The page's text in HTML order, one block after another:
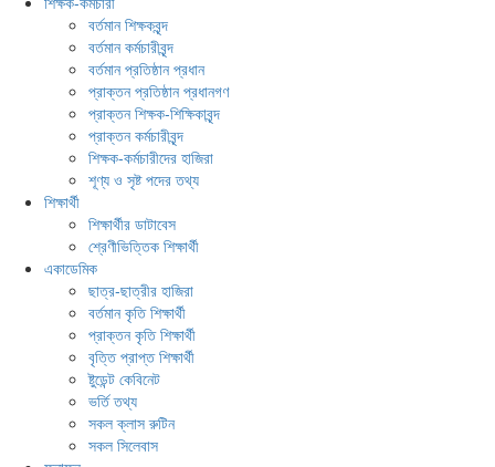
বর্তমান শিক্ষকবৃন্দ
বর্তমান কর্মচারীবৃন্দ
বর্তমান প্রতিষ্ঠান প্রধান
প্রাক্তন প্রতিষ্ঠান প্রধানগণ
প্রাক্তন শিক্ষক-শিক্ষিকাবৃন্দ
প্রাক্তন কর্মচারীবৃন্দ
শিক্ষক-কর্মচারীদের হাজিরা
শূণ্য ও সৃষ্ট পদের তথ্য
শিক্ষার্থী
শিক্ষার্থীর ডাটাবেস
শ্রেণীভিত্তিক শিক্ষার্থী
একাডেমিক
ছাত্র-ছাত্রীর হাজিরা
বর্তমান কৃতি শিক্ষার্থী
প্রাক্তন কৃতি শিক্ষার্থী
বৃত্তি প্রাপ্ত শিক্ষার্থী
ষ্টুডেন্ট কেবিনেট
ভর্তি তথ্য
সকল ক্লাস রুটিন
সকল সিলেবাস